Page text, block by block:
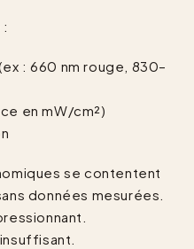
: 660 nm rouge, 830–
en mW/cm²)
se contentent
données mesurées.